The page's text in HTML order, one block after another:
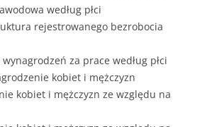
według płci
rejestrowanego bezrobocia
za prace według płci
kobiet i mężczyzn
kobiet i mężczyzn ze względu na